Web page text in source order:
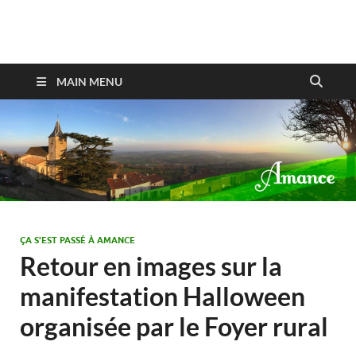
Amance
MAIN MENU
ÇA S'EST PASSÉ À AMANCE
Retour en images sur la
manifestation Halloween
organisée par le Foyer rural